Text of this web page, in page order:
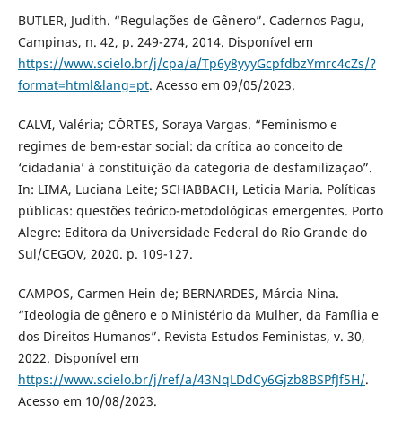
BUTLER, Judith. “Regulações de Gênero”. Cadernos Pagu,
Campinas, n. 42, p. 249-274, 2014. Disponível em
https://www.scielo.br/j/cpa/a/Tp6y8yyyGcpfdbzYmrc4cZs/?
format=html&lang=pt. Acesso em 09/05/2023.
CALVI, Valéria; CÔRTES, Soraya Vargas. “Feminismo e
regimes de bem-estar social: da crítica ao conceito de
‘cidadania’ à constituição da categoria de desfamilizaçao”.
In: LIMA, Luciana Leite; SCHABBACH, Leticia Maria. Políticas
públicas: questões teórico-metodológicas emergentes. Porto
Alegre: Editora da Universidade Federal do Rio Grande do
Sul/CEGOV, 2020. p. 109-127.
CAMPOS, Carmen Hein de; BERNARDES, Márcia Nina.
“Ideologia de gênero e o Ministério da Mulher, da Família e
dos Direitos Humanos”. Revista Estudos Feministas, v. 30,
2022. Disponível em
https://www.scielo.br/j/ref/a/43NqLDdCy6Gjzb8BSPfJf5H/.
Acesso em 10/08/2023.